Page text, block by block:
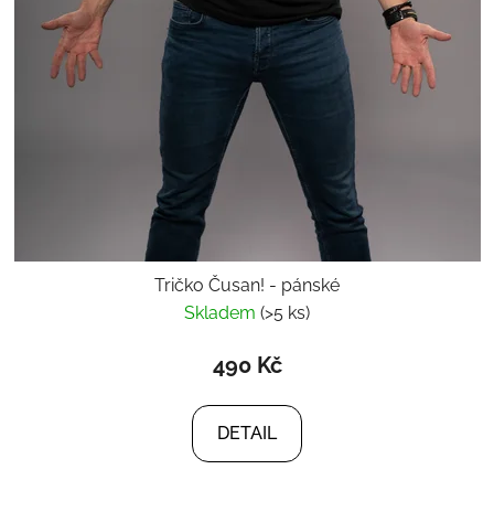
Tričko Čusan! - pánské
Skladem (>5 ks)
490 Kč
DETAIL